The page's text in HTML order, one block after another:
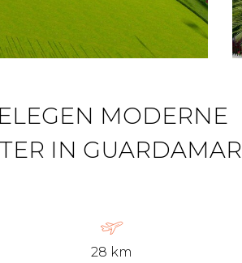
MODERNE
IN GUARDAMAR
28 km